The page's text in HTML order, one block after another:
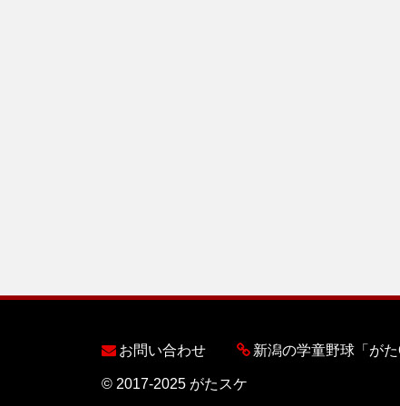
お問い合わせ 新潟の学童野球「がた
© 2017-2025 がたスケ